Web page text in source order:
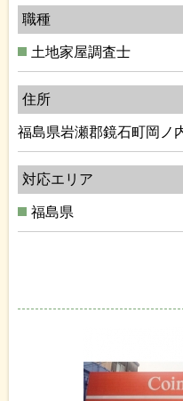
職種
土地家屋調査士
住所
福島県岩瀬郡鏡石町岡ノ
対応エリア
福島県